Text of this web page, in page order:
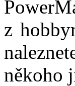
z
někoho